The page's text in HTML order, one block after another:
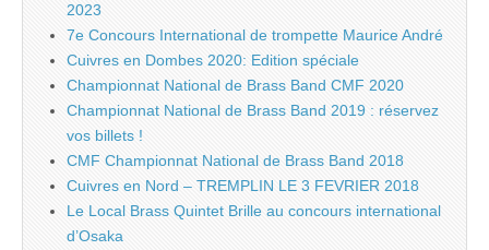
2023
7e Concours International de trompette Maurice André
Cuivres en Dombes 2020: Edition spéciale
Championnat National de Brass Band CMF 2020
Championnat National de Brass Band 2019 : réservez
vos billets !
CMF Championnat National de Brass Band 2018
Cuivres en Nord – TREMPLIN LE 3 FEVRIER 2018
Le Local Brass Quintet Brille au concours international
d’Osaka